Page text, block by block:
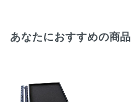
あなたにおすすめの商品